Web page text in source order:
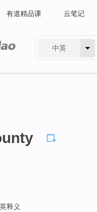
有道精品课 云笔记
中英
释义